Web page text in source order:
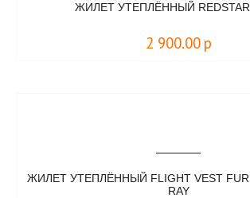
ЖИЛЕТ УТЕПЛЁННЫЙ REDSTAR
2 900.00 р
ЖИЛЕТ УТЕПЛЁННЫЙ FLIGHT VEST FUR
RAY